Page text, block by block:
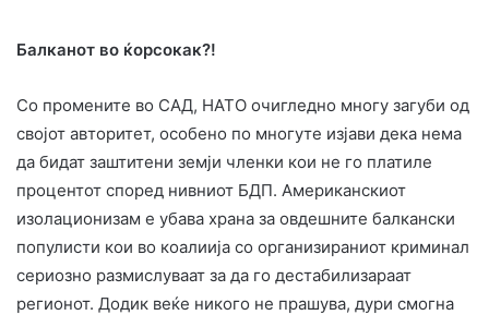
Балканот во ќорсокак?!
Со промените во САД, НАТО очигледно многу загуби oд
својот авторитет, особено по многуте изјави дека нема
да бидат заштитени земји членки кои не го платиле
процентот според нивниот БДП. Американскиот
изолационизам е убава храна за овдешните балкански
популисти кои во коалиија со организираниот криминал
сериозно размислуваат за да го дестабилизараат
регионот. Додик веќе никого не прашува, дури смогна